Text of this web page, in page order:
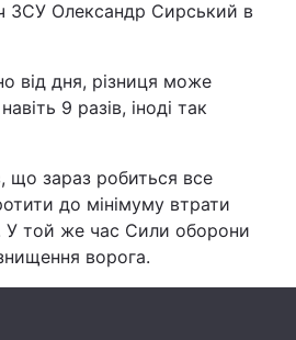
Політика
Наука
Інциденти
Туризм
ЗСУ Олександр Сирський в
від дня, різниця може
9 разів, іноді так
що зараз робиться все
до мінімуму втрати
У той же час Сили оборони
ворога.